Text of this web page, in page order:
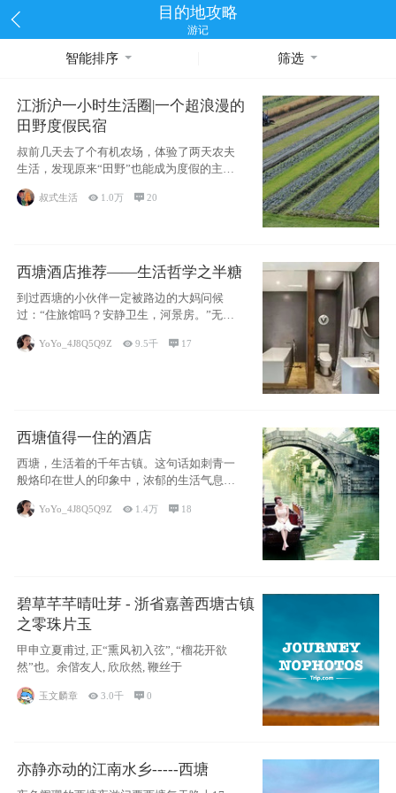
目的地攻略
游记
智能排序 筛选
江浙沪一小时生活圈|一个超浪漫的
田野度假民宿
叔前几天去了个有机农场，体验了两天农夫
生活，发现原来“田野”也能成为度假的主旋
律。江
叔式生活  1.0万 20
西塘酒店推荐——生活哲学之半糖
到过西塘的小伙伴一定被路边的大妈问候
过：“住旅馆吗？安静卫生，河景房。”无意
YoYo_4J8Q5Q9Z 9.5千  17
西塘值得一住的酒店
西塘，生活着的千年古镇。这句话如刺青一
般烙印在世人的印象中，浓郁的生活气息，
小桥流水
YoYo_4J8Q5Q9Z  1.4万  18
碧草芊芊晴吐芽 - 浙省嘉善西塘古镇
之零珠片玉
甲申立夏甫过, 正“熏风初入弦”, “榴花开欲
然”也。余偕友人, 欣欣然, 鞭丝于
玉文麟章  3.0千 0
亦静亦动的江南水乡-----西塘